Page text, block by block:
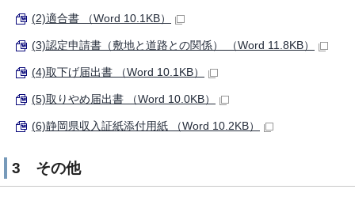
(2)適合書 （Word 10.1KB）
(3)認定申請書（敷地と道路との関係） （Word 11.8KB）
(4)取下げ届出書 （Word 10.1KB）
(5)取りやめ届出書 （Word 10.0KB）
(6)静岡県収入証紙添付用紙 （Word 10.2KB）
3 その他